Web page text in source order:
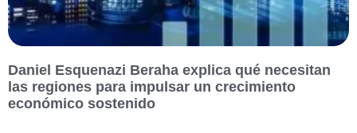
Daniel Esquenazi Beraha explica qué necesitan
las regiones para impulsar un crecimiento
económico sostenido